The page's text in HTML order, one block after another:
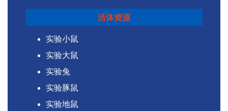
活体资源
实验小鼠
实验大鼠
实验兔
实验豚鼠
实验地鼠